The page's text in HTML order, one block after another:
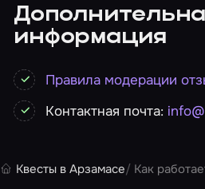
информация
Правила модерации
Контактная почта:
Квесты в Арзамасе Как